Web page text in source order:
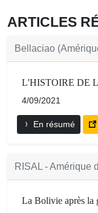
ARTICLES
Bellaciao
L'HISTOIRE DE
4/09/2021
En résumé
RISAL - Amérique
La Bolivie après la